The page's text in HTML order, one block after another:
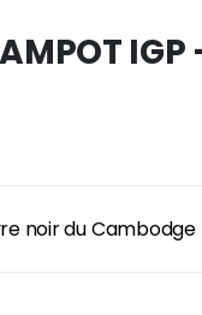
noir du Cambodge